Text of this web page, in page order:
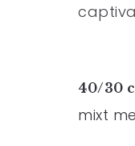
40/30
mixt